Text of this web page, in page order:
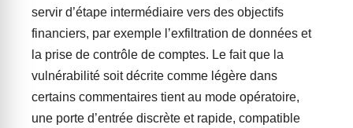
servir d’étape intermédiaire vers des objectifs
financiers, par exemple l’exfiltration de données et
la prise de contrôle de comptes. Le fait que la
vulnérabilité soit décrite comme légère dans
certains commentaires tient au mode opératoire,
une porte d’entrée discrète et rapide, compatible